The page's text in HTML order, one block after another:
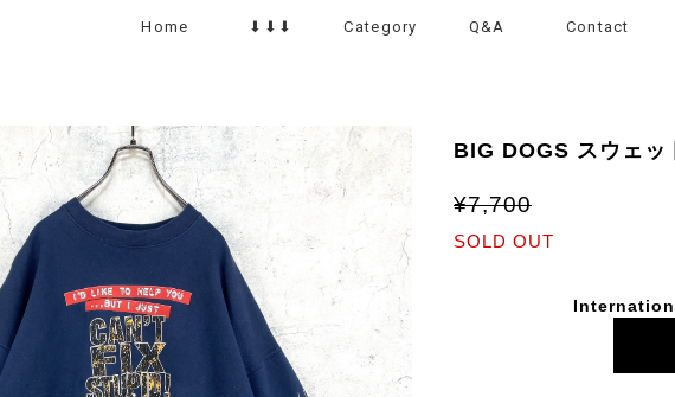
Home ⬇︎⬇︎⬇︎ Category Q&A Contact
BIG DOGS スウェッ
¥7,700
SOLD OUT